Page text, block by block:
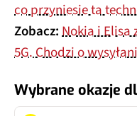
co przyniesie ta
Zobacz:Nokia i Elisa
5G. Chodzi o
Wybrane okazje